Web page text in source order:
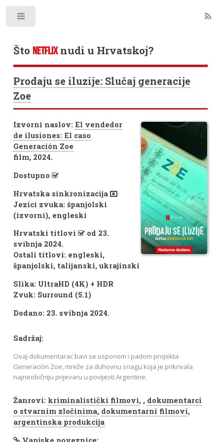
Što NETFLIXnudi u Hrvatskoj?
Prodaju se iluzije: Slučaj generacije
Zoe
Izvorni naslov: El vendedor
de ilusiones: El caso
Generación Zoe
film, 2024.
Dostupno
Hrvatska sinkronizacija
Jezici zvuka: španjolski
(izvorni), engleski
Hrvatski titlovi
od 23.
svibnja 2024.
Ostali titlovi: engleski,
španjolski, talijanski, ukrajinski
Slika: UltraHD (4K) + HDR
Zvuk: Surround (5.1)
Dodano: 23. svibnja 2024.
Sadržaj:
Ovaj dokumentarac bavi se usponom i padom projekta
Generación Zoe, mreže za duhovnu snagu koja je prikrivala
najneobičniju prijevaru u povijesti Argentine.
Žanrovi: kriminalistički filmovi, , dokumentarci
o stvarnim zločinima, dokumentarni filmovi,
argentinska produkcija